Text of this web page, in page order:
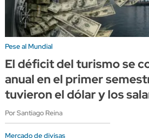
Pese al Mundial
El déficit del turismo se
anual en el primer
tuvieron el dólar y los
Por Santiago Reina
Mercado de divisas